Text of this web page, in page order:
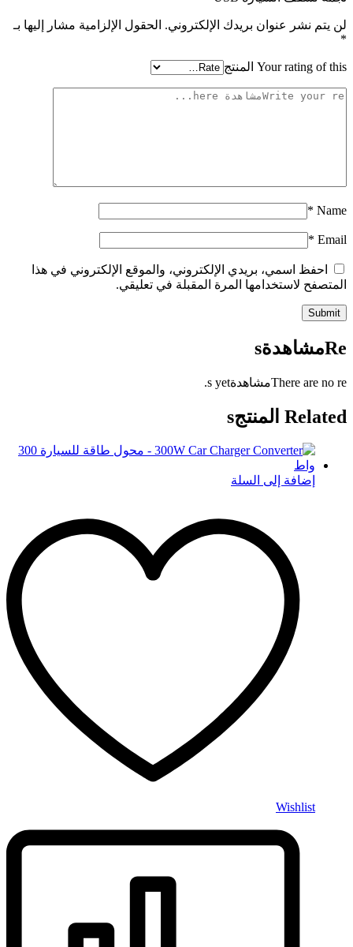
لن يتم نشر عنوان بريدك الإلكتروني. الحقول الإلزامية مشار إليها بـ
*
Your rating of this المنتج
Name
*
Email
*
احفظ اسمي، بريدي الإلكتروني، والموقع الإلكتروني في هذا
المتصفح لاستخدامها المرة المقبلة في تعليقي.
Reمشاهدةs
There are no reمشاهدةs yet.
Related المنتجs
إضافة إلى السلة
Wishlist